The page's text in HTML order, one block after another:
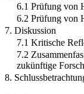
6.1 Prüfung von
6.2 Prüfung von
7. Diskussion
7.1 Kritische
7.2
zukünftige
8.